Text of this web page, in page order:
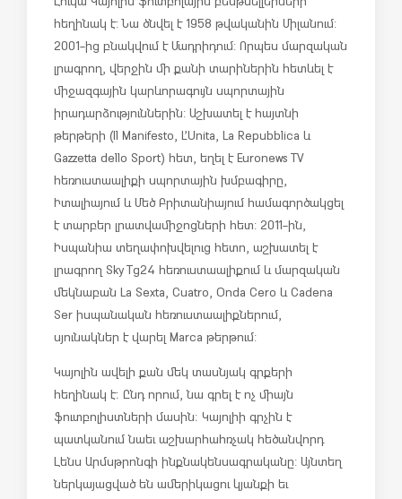
հեղինակ է: Նա ծնվել է 1958 թվականին Միլանում:
2001-ից բնակվում է Մադրիդում: Որպես մարզական
լրագրող, վերջին մի քանի տարիներին հետևել է
միջազգային կարևորագույն սպորտային
իրադարձություններին: Աշխատել է հայտնի
թերթերի (Il Manifesto, L’Unita, La Repubblica և
Gazzetta dello Sport) հետ, եղել է Euronews TV
հեռուստաալիքի սպորտային խմբագիրը,
Իտալիայում և Մեծ Բրիտանիայում համագործակցել
է տարբեր լրատվամիջոցների հետ: 2011-ին,
Իսպանիա տեղափոխվելուց հետո, աշխատել է
լրագրող Sky Tg24 հեռուստաալիքում և մարզական
մեկնաբան La Sexta, Cuatro, Onda Cero և Cadena
Ser իսպանական հեռուստաալիքներում,
սյունակներ է վարել Marca թերթում:
Կայոլին ավելի քան մեկ տասնյակ գրքերի
հեղինակ է։ Ընդ որում, նա գրել է ոչ միայն
ֆուտբոլիստների մասին։ Կայոլիի գրչին է
պատկանում նաեւ աշխարհահռչակ հեծանվորդ
Լենս Արմսթրոնգի ինքնակենսագրականը: Այնտեղ
ներկայացված են ամերիկացու կյանքի եւ